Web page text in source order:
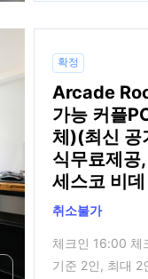
확정
Arcade
가능 커플
체)(최신 공
식무료제공
세스코 비
취소불가
체크인 16:00 체
기준 2인, 최대 2